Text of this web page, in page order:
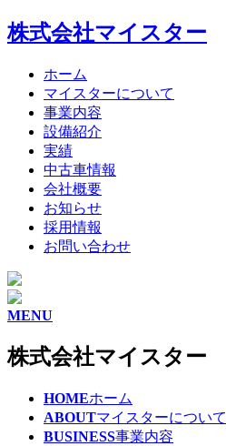
株式会社マイスター
ホーム
マイスターについて
事業内容
設備紹介
実績
中古車情報
会社概要
お知らせ
採用情報
お問い合わせ
MENU
株式会社マイスター
HOMEホーム
ABOUTマイスターについて
BUSINESS事業内容